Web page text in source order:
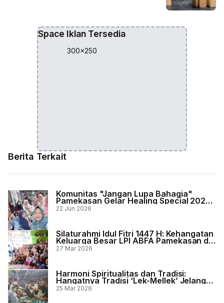
Space Iklan Tersedia
300x250
Berita Terkait
Komunitas "Jangan Lupa Bahagia"
Pamekasan Gelar Healing Special 2026
di Yogyakarta
22 Jun 2026
Silaturahmi Idul Fitri 1447 H: Kehangatan
Keluarga Besar LPI ABFA Pamekasan di
Kediaman Direktur
27 Mar 2026
Harmoni Spiritualitas dan Tradisi:
Hangatnya Tradisi ‘Lek-Mellek’ Jelang
Hari Bahagia di Madura
25 Mar 2026